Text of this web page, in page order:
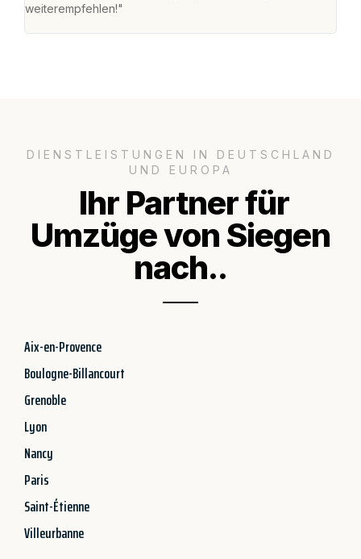
weiterempfehlen!"
DIENSTLEISTUNGEN IN DEUTSCHLAND
UND EUROPA
Ihr Partner für
Umzüge von Siegen
nach..
Aix-en-Provence
Boulogne-Billancourt
Grenoble
Lyon
Nancy
Paris
Saint-Étienne
Villeurbanne